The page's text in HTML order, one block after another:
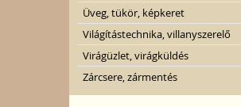
Üveg, tükör, képkeret
Világítástechnika, villanyszerelő
Virágüzlet, virágküldés
Zárcsere, zármentés